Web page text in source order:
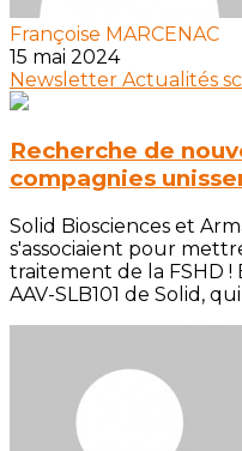
Françoise MARCENAC
15 mai 2024
Newsletter Actualités
Recherche de
compagnies
Solid Biosciences et
s'associaient pour
traitement de la FSHD
AAV-SLB101 de Solid,